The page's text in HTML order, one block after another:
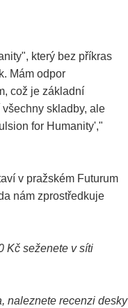
který bez příkras
Mám odpor
což je základní
skladby, ale
for Humanity',"
v pražském Futurum
nám zprostředkuje
Kč seženete v síti
naleznete recenzi desky